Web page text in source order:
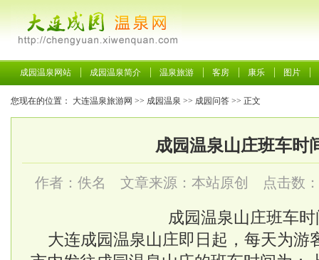
成园温泉网站 成园温泉简介 温泉旅游 客房 康乐 图片
您现在的位置： 大连温泉旅游网 >> 成园温泉 >> 成园问答 >> 正文
成园温泉山庄班车时
作者：佚名 文章来源：本站原创 点击数：
成园温泉山庄班车
大连成园温泉山庄即日起，每天为游